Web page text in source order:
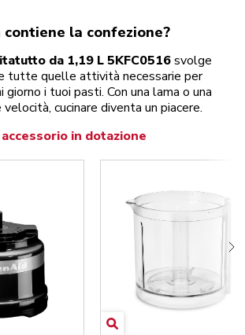
contiene la confezione?
da 1,19 L 5KFC0516svolge
tutte quelle attività necessarie per
giorno i tuoi pasti. Con una lama o una
cucinare diventa un piacere.
in dotazione